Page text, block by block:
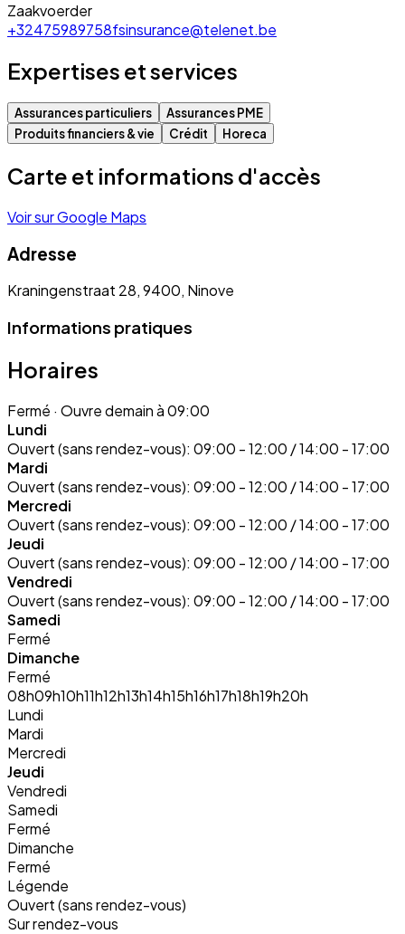
Zaakvoerder
+32475989758fsinsurance@telenet.be
Expertises et services
Assurances particuliers
Assurances PME
Produits financiers & vie
Crédit Horeca
Carte et informations d'accès
Voir sur Google Maps
Adresse
Kraningenstraat 28, 9400, Ninove
Informations pratiques
Horaires
Fermé · Ouvre demain à 09:00
Lundi
Ouvert (sans rendez-vous): 09:00 - 12:00 / 14:00 - 17:00
Mardi
Ouvert (sans rendez-vous): 09:00 - 12:00 / 14:00 - 17:00
Mercredi
Ouvert (sans rendez-vous): 09:00 - 12:00 / 14:00 - 17:00
Jeudi
Ouvert (sans rendez-vous): 09:00 - 12:00 / 14:00 - 17:00
Vendredi
Ouvert (sans rendez-vous): 09:00 - 12:00 / 14:00 - 17:00
Samedi
Fermé
Dimanche
Fermé
08h09h10h11h12h13h14h15h16h17h18h19h20h
Lundi
Mardi
Mercredi
Jeudi
Vendredi
Samedi
Fermé
Dimanche
Fermé
Légende
Ouvert (sans rendez-vous)
Sur rendez-vous